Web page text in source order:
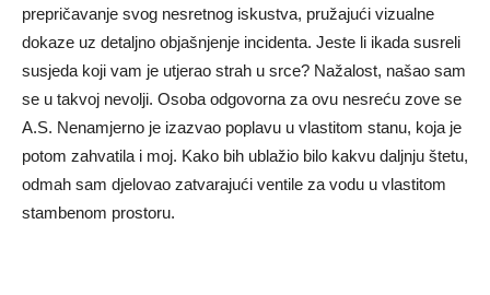
prepričavanje svog nesretnog iskustva, pružajući vizualne
dokaze uz detaljno objašnjenje incidenta. Jeste li ikada susreli
susjeda koji vam je utjerao strah u srce? Nažalost, našao sam
se u takvoj nevolji. Osoba odgovorna za ovu nesreću zove se
A.S. Nenamjerno je izazvao poplavu u vlastitom stanu, koja je
potom zahvatila i moj. Kako bih ublažio bilo kakvu daljnju štetu,
odmah sam djelovao zatvarajući ventile za vodu u vlastitom
stambenom prostoru.